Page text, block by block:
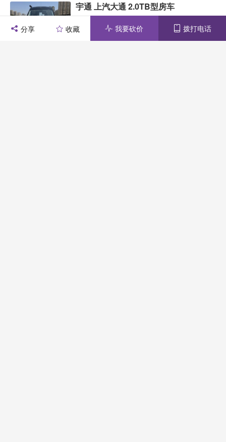
宇通 上汽大通 2.0TB型房车
2025-02 | 0.70万公里 | 石家庄
21.8万
 分享  收藏  我要砍价  拨打电话